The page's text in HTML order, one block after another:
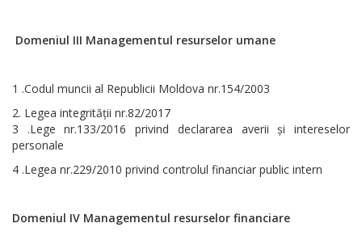
Domeniul III Managementul resurselor umane
1 .Codul muncii al Republicii Moldova nr.154/2003
Legea integrității nr.82/2017
3 .Lege nr.133/2016 privind declararea averii și intereselor
personale
4 .Legea nr.229/2010 privind controlul financiar public intern
Domeniul IV Managementul resurselor financiare